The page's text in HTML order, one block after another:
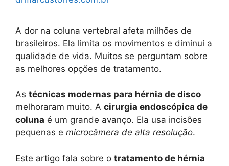
A dor na coluna vertebral afeta milhões de
brasileiros. Ela limita os movimentos e diminui a
qualidade de vida. Muitos se perguntam sobre
as melhores opções de tratamento.
As técnicas modernas para hérnia de disco
melhoraram muito. A cirurgia endoscópica de
coluna é um grande avanço. Ela usa incisões
pequenas e microcâmera de alta resolução.
Este artigo fala sobre o tratamento de hérnia